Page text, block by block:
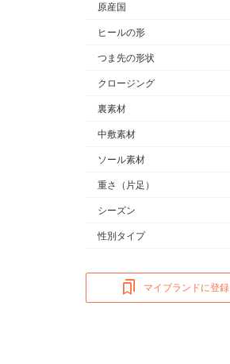
原産国
ヒールの形
つま先の形状
クロージング
裏素材
中敷素材
ソール素材
重さ （片足）
シーズン
性別タイプ
マイブランドに登録